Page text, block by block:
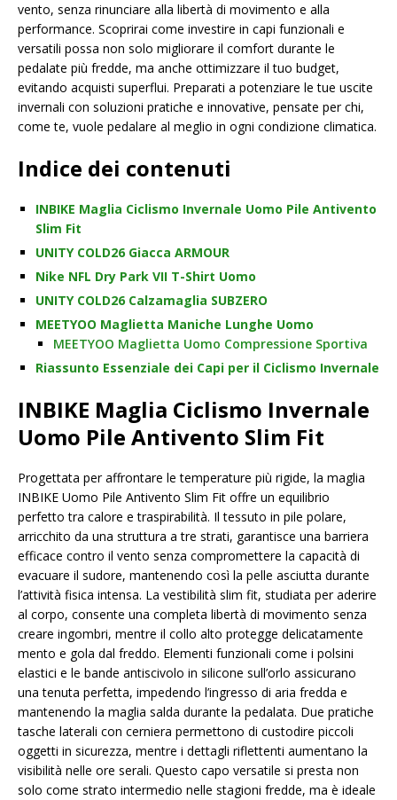
vento, senza rinunciare alla libertà di movimento e alla
performance. Scoprirai come investire in capi funzionali e
versatili possa non solo migliorare il comfort durante le
pedalate più fredde, ma anche ottimizzare il tuo budget,
evitando acquisti superflui. Preparati a potenziare le tue uscite
invernali con soluzioni pratiche e innovative, pensate per chi,
come te, vuole pedalare al meglio in ogni condizione climatica.
Indice dei contenuti
INBIKE Maglia Ciclismo Invernale Uomo Pile Antivento
Slim Fit
UNITY COLD26 Giacca ARMOUR
Nike NFL Dry Park VII T-Shirt Uomo
UNITY COLD26 Calzamaglia SUBZERO
MEETYOO Maglietta Maniche Lunghe Uomo
MEETYOO Maglietta Uomo Compressione Sportiva
Riassunto Essenziale dei Capi per il Ciclismo Invernale
INBIKE Maglia Ciclismo Invernale
Uomo Pile Antivento Slim Fit
Progettata per affrontare le temperature più rigide, la maglia
INBIKE Uomo Pile Antivento Slim Fit offre un equilibrio
perfetto tra calore e traspirabilità. Il tessuto in pile polare,
arricchito da una struttura a tre strati, garantisce una barriera
efficace contro il vento senza compromettere la capacità di
evacuare il sudore, mantenendo così la pelle asciutta durante
l’attività fisica intensa. La vestibilità slim fit, studiata per aderire
al corpo, consente una completa libertà di movimento senza
creare ingombri, mentre il collo alto protegge delicatamente
mento e gola dal freddo. Elementi funzionali come i polsini
elastici e le bande antiscivolo in silicone sull’orlo assicurano
una tenuta perfetta, impedendo l’ingresso di aria fredda e
mantenendo la maglia salda durante la pedalata. Due pratiche
tasche laterali con cerniera permettono di custodire piccoli
oggetti in sicurezza, mentre i dettagli riflettenti aumentano la
visibilità nelle ore serali. Questo capo versatile si presta non
solo come strato intermedio nelle stagioni fredde, ma è ideale